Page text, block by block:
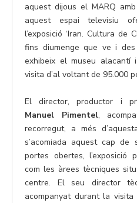
aquest dijous el MARQ
aquest espai televisiu
l’exposició ‘Iran. Cultura de
fins diumenge que ve i
exhibeix el museu
visita d’al voltant de 95.000
El director, productor i
Manuel Pimentel,
recorregut, a més
s’acomiada aquest cap de
portes obertes, l’exposició
com les àrees tècniques
centre. El seu director
acompanyat durant la